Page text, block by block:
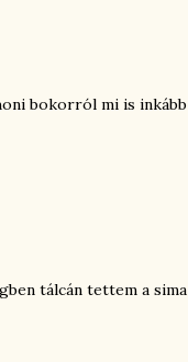
bokorról mi is inkább
tálcán tettem a sima